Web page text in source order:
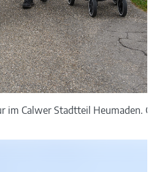
im Calwer Stadtteil Heumaden.